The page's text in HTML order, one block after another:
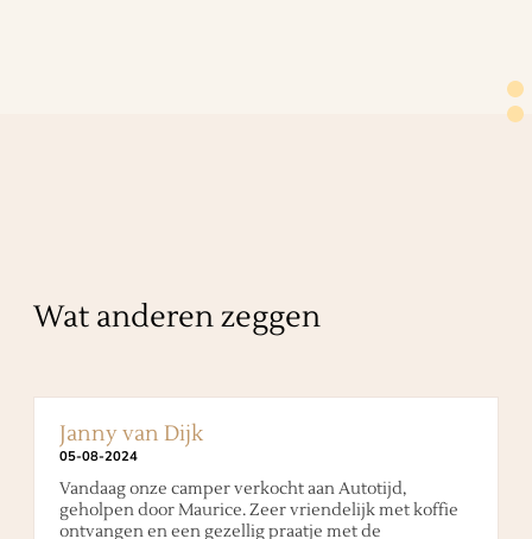
Wat anderen zeggen
Janny van Dijk
05-08-2024
Vandaag onze camper verkocht aan Autotijd,
geholpen door Maurice. Zeer vriendelijk met koffie
ontvangen en een gezellig praatje met de